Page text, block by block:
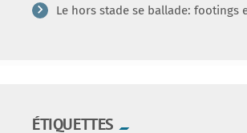
Le hors stade se ballade: footings
ÉTIQUETTES